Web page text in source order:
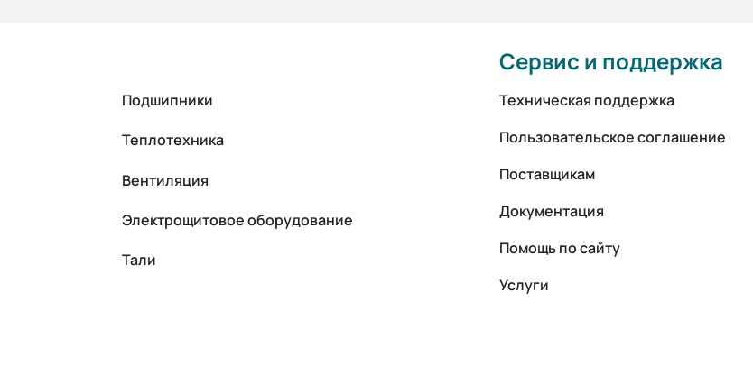
Подшипники
Теплотехника
Вентиляция
Электрощитовое оборудование
Тали
Сервис и поддержка
Техническая поддержка
Пользовательское соглашение
Поставщикам
Документация
Помощь по сайту
Услуги